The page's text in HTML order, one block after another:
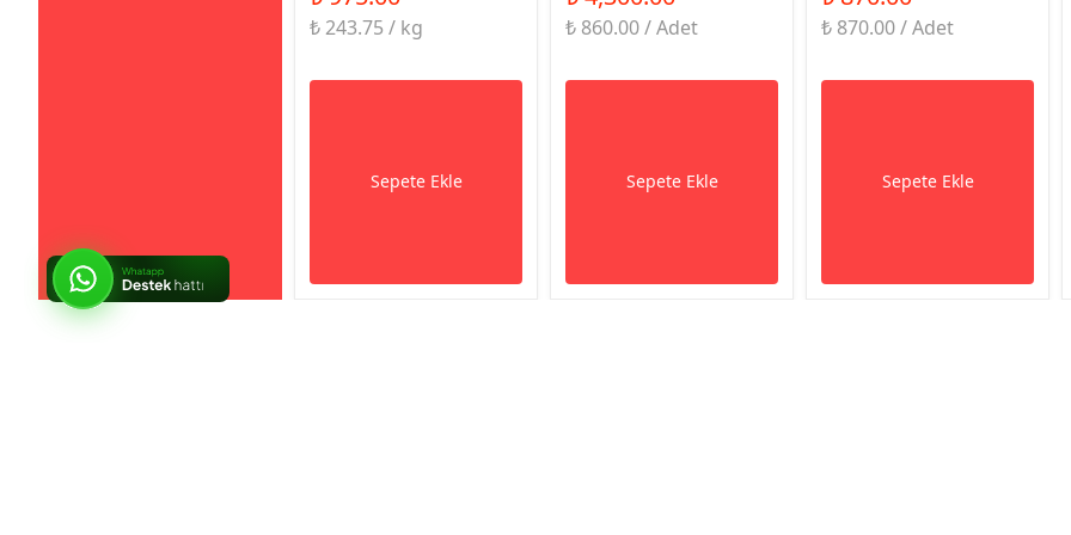
₺ 243.75 / kg
Sepete Ekle
₺ 860.00 / Adet
Sepete Ekle
₺ 870.00 / Adet
Sepete Ekle